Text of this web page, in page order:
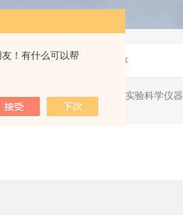
！有什么可以帮
热门关键词：冻干机等实验科学仪器